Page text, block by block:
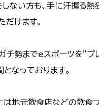
しない方も、手に汗握る熱
だけます。
チ勢までeスポーツを”プ
なっております。
は地元飲食店などの飲食